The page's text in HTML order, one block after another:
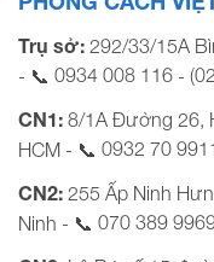
CN1:8/1A Đường 26,
HCM - 📞0932 70
CN2:255 Ấp Ninh
Ninh - 📞070 389
CN3:
Lô B4 số 15
Giang - 📞093 918
Email: